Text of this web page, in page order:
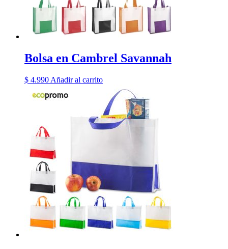
Bolsa en Cambrel Savannah
$ 4.990 Añadir al carrito